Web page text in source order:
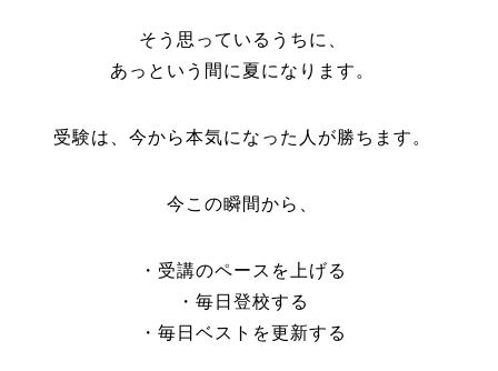
そう思っているうちに、
あっという間に夏になります。
受験は、今から本気になった人が勝ちます。
今この瞬間から、
・受講のペースを上げる
・毎日登校する
・毎日ベストを更新する